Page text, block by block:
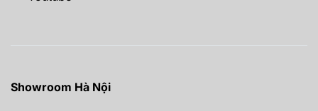
Showroom Hà Nội